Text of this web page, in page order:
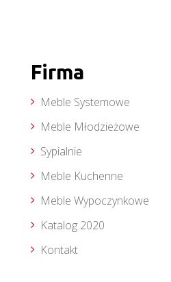
Firma
Meble Systemowe
Meble Młodzieżowe
Sypialnie
Meble Kuchenne
Meble Wypoczynkowe
Katalog 2020
Kontakt